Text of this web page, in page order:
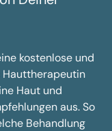
kostenlose und
Hauttherapeutin
Haut und
aus. So
Behandlung